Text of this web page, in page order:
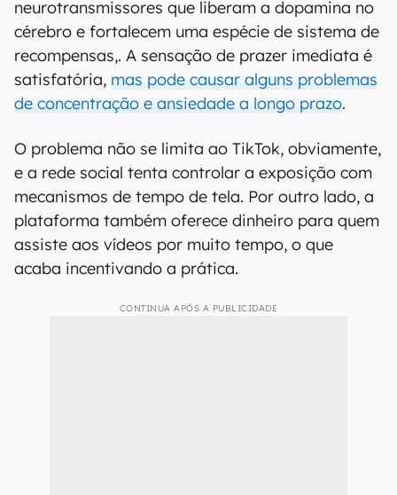
neurotransmissores que liberam a dopamina no
cérebro e fortalecem uma espécie de sistema de
recompensas,. A sensação de prazer imediata é
satisfatória, mas pode causar alguns problemas
de concentração e ansiedade a longo prazo.
O problema não se limita ao TikTok, obviamente,
e a rede social tenta controlar a exposição com
mecanismos de tempo de tela. Por outro lado, a
plataforma também oferece dinheiro para quem
assiste aos vídeos por muito tempo, o que
acaba incentivando a prática.
CONTINUA APÓS A PUBLICIDADE